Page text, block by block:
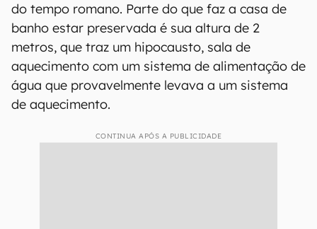
do tempo romano. Parte do que faz a casa de
banho estar preservada é sua altura de 2
metros, que traz um hipocausto, sala de
aquecimento com um sistema de alimentação de
água que provavelmente levava a um sistema
de aquecimento.
CONTINUA APÓS A PUBLICIDADE